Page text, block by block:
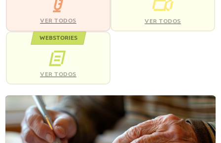
VER TODOS VER TODOS
WEBSTORIES
VER TODOS